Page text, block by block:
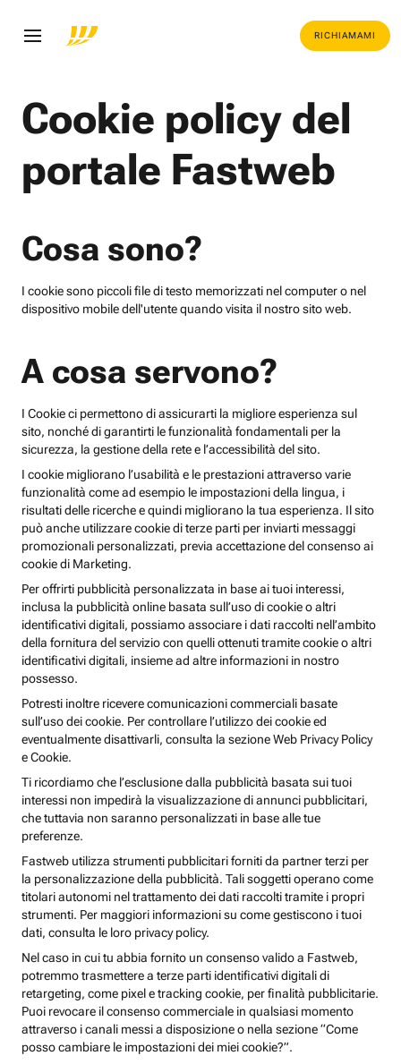
RICHIAMAMI
Cookie policy del
portale Fastweb
Cosa sono?
I cookie sono piccoli file di testo memorizzati nel computer o nel
dispositivo mobile dell'utente quando visita il nostro sito web.
A cosa servono?
I Cookie ci permettono di assicurarti la migliore esperienza sul
sito, nonché di garantirti le funzionalità fondamentali per la
sicurezza, la gestione della rete e l’accessibilità del sito.
I cookie migliorano l’usabilità e le prestazioni attraverso varie
funzionalità come ad esempio le impostazioni della lingua, i
risultati delle ricerche e quindi migliorano la tua esperienza. Il sito
può anche utilizzare cookie di terze parti per inviarti messaggi
promozionali personalizzati, previa accettazione del consenso ai
cookie di Marketing.
Per offrirti pubblicità personalizzata in base ai tuoi interessi,
inclusa la pubblicità online basata sull’uso di cookie o altri
identificativi digitali, possiamo associare i dati raccolti nell’ambito
della fornitura del servizio con quelli ottenuti tramite cookie o altri
identificativi digitali, insieme ad altre informazioni in nostro
possesso.
Potresti inoltre ricevere comunicazioni commerciali basate
sull’uso dei cookie. Per controllare l’utilizzo dei cookie ed
eventualmente disattivarli, consulta la sezione Web Privacy Policy
e Cookie.
Ti ricordiamo che l’esclusione dalla pubblicità basata sui tuoi
interessi non impedirà la visualizzazione di annunci pubblicitari,
che tuttavia non saranno personalizzati in base alle tue
preferenze.
Fastweb utilizza strumenti pubblicitari forniti da partner terzi per
la personalizzazione della pubblicità. Tali soggetti operano come
titolari autonomi nel trattamento dei dati raccolti tramite i propri
strumenti. Per maggiori informazioni su come gestiscono i tuoi
dati, consulta le loro privacy policy.
Nel caso in cui tu abbia fornito un consenso valido a Fastweb,
potremmo trasmettere a terze parti identificativi digitali di
retargeting, come pixel e tracking cookie, per finalità pubblicitarie.
Puoi revocare il consenso commerciale in qualsiasi momento
attraverso i canali messi a disposizione o nella sezione “Come
posso cambiare le impostazioni dei miei cookie?”.